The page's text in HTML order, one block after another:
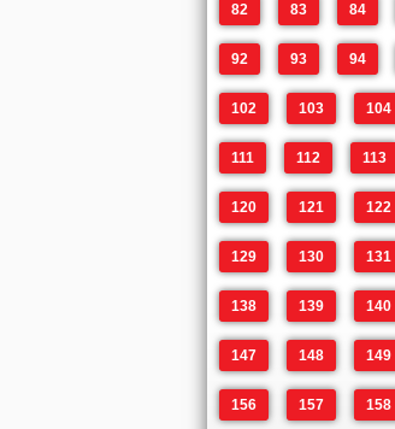
82 83 84
92 93 94
102 103 104
111 112 113
120 121 122
129 130 131
138 139 140
147 148 149
156 157 158